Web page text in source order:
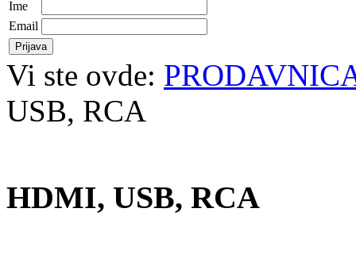
Ime
Email
Vi ste ovde:
USB, RCA
HDMI, USB, RCA